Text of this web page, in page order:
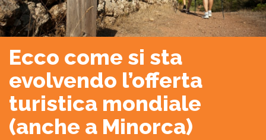
Ecco come si sta
evolvendo l’offerta
turistica mondiale
(anche a Minorca)